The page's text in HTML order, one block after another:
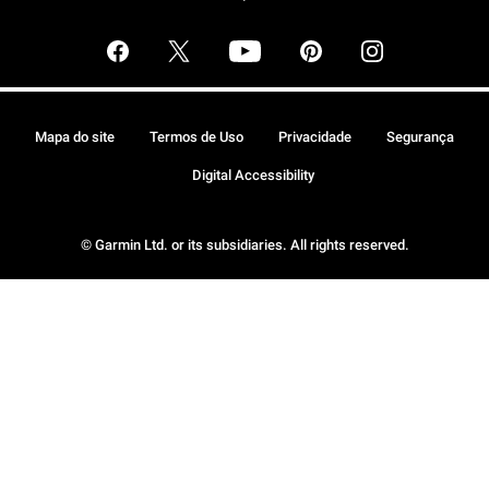
© Garmin Ltd. or its subsidiaries. All rights reserved.
Mapa do site Termos de Uso Privacidade Segurança
Digital Accessibility